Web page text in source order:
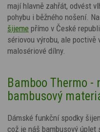
mají hlavně zahřát, odvést
pohybu i běžného nošení.
šijeme přímo v České
sériovou výrobu, ale
malosériové dílny.
Bamboo Thermo -
bambusový
Dámské funkční spodky
což je náš bambusový